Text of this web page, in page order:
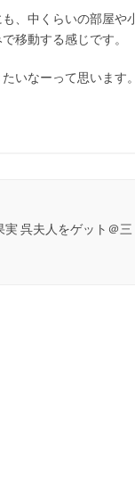
、中くらいの部屋
移動する感じです。
いなーって思います。
呉夫人をゲット＠三